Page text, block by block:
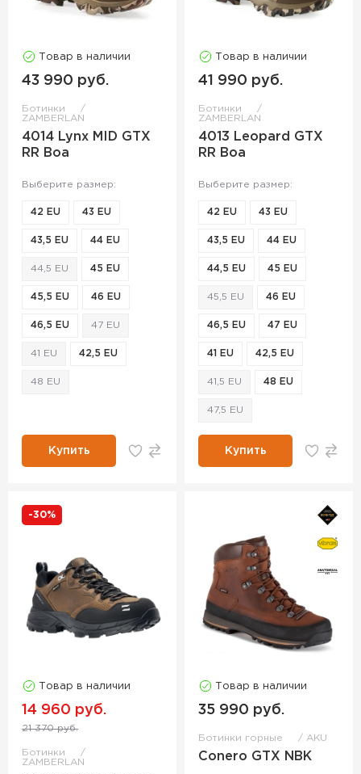
Товар в наличии
43 990 руб.
Ботинки
ZAMBERLAN
4014 Lynx MID GTX
RR Boa
Выберите размер:
42 EU 43 EU
43,5 EU 44 EU
44,5 EU 45 EU
45,5 EU 46 EU
46,5 EU 47 EU
41 EU 42,5 EU
48 EU
Купить
Товар в наличии
41 990 руб.
Ботинки
ZAMBERLAN
4013 Leopard GTX
RR Boa
Выберите размер:
42 EU 43 EU
43,5 EU 44 EU
44,5 EU 45 EU
45,5 EU 46 EU
46,5 EU 47 EU
41 EU 42,5 EU
41,5 EU 48 EU
47,5 EU
Купить
-30%
Товар в наличии
14 960 руб.
21 370 руб.
Ботинки
ZAMBERLAN
Товар в наличии
35 990 руб.
Ботинки горные AKU
Conero GTX NBK